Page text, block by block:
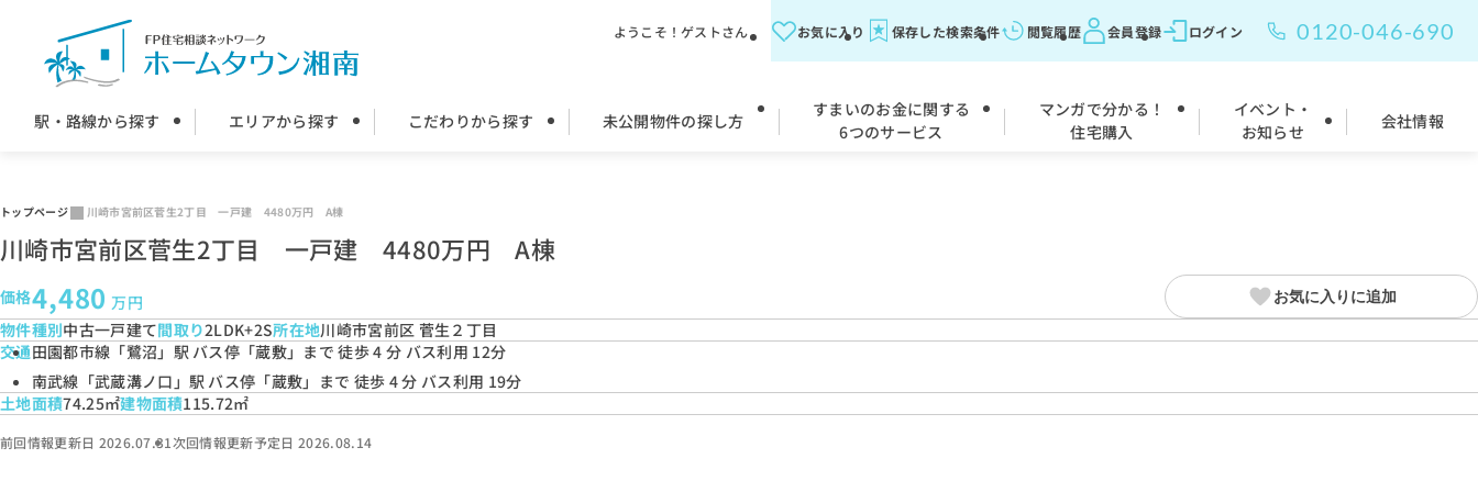
ようこそ！ゲストさん お気に入り 保存した検索条件 閲覧履歴 会員登録 ログイン 0120-046-690
駅・路線から探す エリアから探す こだわりから探す 未公開物件の探し方
すまいのお金に関する
6つのサービス
マンガで分かる！
住宅購入
イベント・
お知らせ
会社情報
トップページ 川崎市宮前区菅生2丁目 一戸建 4480万円 A棟
川崎市宮前区菅生2丁目 一戸建 4480万円 A棟
価格4,480 万円 お気に入りに追加
物件種別中古一戸建て間取り2LDK+2S所在地川崎市宮前区 菅生２丁目
交通田園都市線「鷺沼」駅 バス停「蔵敷」まで 徒歩 4 分 バス利用 12分
南武線「武蔵溝ノ口」駅 バス停「蔵敷」まで 徒歩 4 分 バス利用 19分
土地面積74.25㎡建物面積115.72㎡
前回情報更新日 2026.07.31次回情報更新予定日 2026.08.14